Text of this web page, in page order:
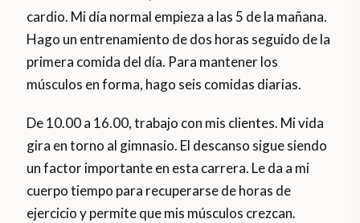
cardio. Mi día normal empieza a las 5 de la mañana.
Hago un entrenamiento de dos horas seguido de la
primera comida del día. Para mantener los
músculos en forma, hago seis comidas diarias.
De 10.00 a 16.00, trabajo con mis clientes. Mi vida
gira en torno al gimnasio. El descanso sigue siendo
un factor importante en esta carrera. Le da a mi
cuerpo tiempo para recuperarse de horas de
ejercicio y permite que mis músculos crezcan.